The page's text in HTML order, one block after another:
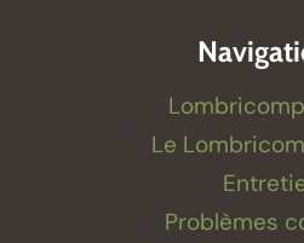
Le
Problèmes